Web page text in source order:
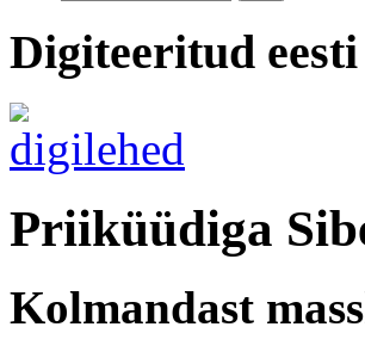
Digiteeritud
Priiküüdiga
Kolmandast